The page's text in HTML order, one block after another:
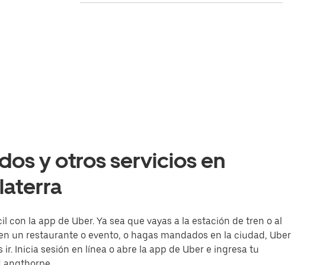
y otros servicios en
con la app de Uber. Ya sea que vayas a la estación de tren o al
un restaurante o evento, o hagas mandados en la ciudad, Uber
Inicia sesión en línea o abre la app de Uber e ingresa tu